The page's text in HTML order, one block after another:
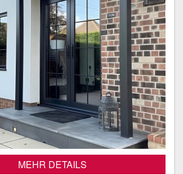
MEHR DETAILS